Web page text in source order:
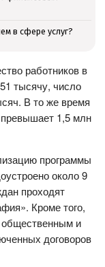
в сфере услуг?
работников в
тысячу, число
В то же время
1,5 млн
программы
около 9
проходят
Кроме того,
и
договоров